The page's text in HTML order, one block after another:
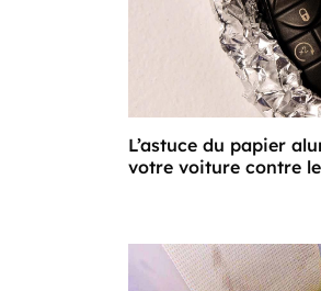
L’astuce du papier
votre voiture contre